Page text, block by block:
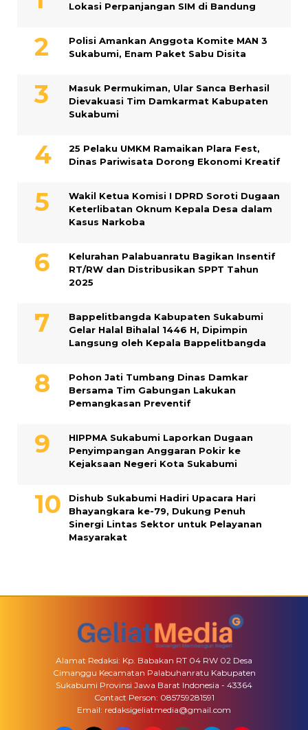
Lokasi Perpanjangan SIM di Bandung
Polisi Amankan Anggota Komite MAN 3
Sukabumi, Enam Paket Sabu Disita
Masuk Permukiman, Ular Sanca Berhasil
Dievakuasi Tim Damkarmat Kabupaten
Sukabumi
25 Pelaku UMKM Ramaikan Plara Fest,
Dinas Pariwisata Dorong Ekonomi Kreatif
Wakil Ketua Komisi I DPRD Soroti Dugaan
Keterlibatan Oknum Kepala Desa dalam
Kasus Narkoba
Kelurahan Palabuanratu Bagikan Insentif
RT/RW dan Distribusikan SPPT Tahun
2025
Bappelitbangda Kabupaten Sukabumi
Gelar Halal Bihalal 1446 H, Dipimpin
Langsung oleh Kepala Bappelitbangda
Pohon Jati Tumbang Dinas Damkar
Bersama Tim Gabungan Lakukan
Pemangkasan Preventif
HIPPMA Sukabumi Laporkan Dugaan
Penyimpangan Anggaran Pokir ke
Kejaksaan Negeri Kota Sukabumi
Dishub Sukabumi Hadiri Upacara Hari
Bhayangkara ke-79, Dukung Penuh
Sinergi Lintas Sektor untuk Pelayanan
Masyarakat
Alamat Redaksi: Kp. Babakan RT 04 RW 02 Desa
Cimanggu Kecamatan Palabuhanratu Kabupaten
Sukabumi Provinsi Jawa Barat Indonesia - 43364
Contact Person: 085759281591
Email: redaksigeliatmedia@gmail.com